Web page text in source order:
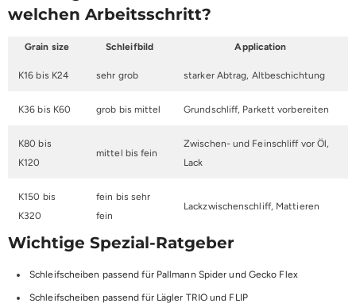
welchen Arbeitsschritt?
Grain size Schleifbild Application
K16 bis K24 sehr grob starker Abtrag, Altbeschichtung
K36 bis K60 grob bis mittel Grundschliff, Parkett vorbereiten
K80 bis
K120
mittel bis fein
Zwischen- und Feinschliff vor Öl,
Lack
K150 bis
K320
fein bis sehr
fein
Lackzwischenschliff, Mattieren
Wichtige Spezial-Ratgeber
Schleifscheiben passend für Pallmann Spider und Gecko Flex
Schleifscheiben passend für Lägler TRIO und FLIP